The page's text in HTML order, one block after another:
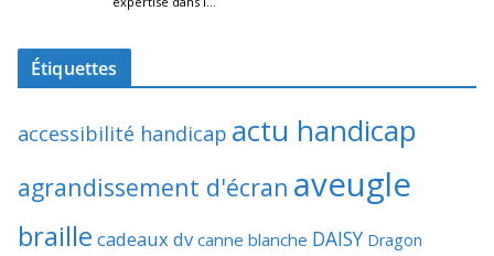
Étiquettes
accessibilité handicap actu handicap
agrandissement d'écran aveugle
braille cadeaux dv canne blanche DAISY Dragon